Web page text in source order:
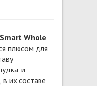
Smart Whole
плюсом для
и
их составе